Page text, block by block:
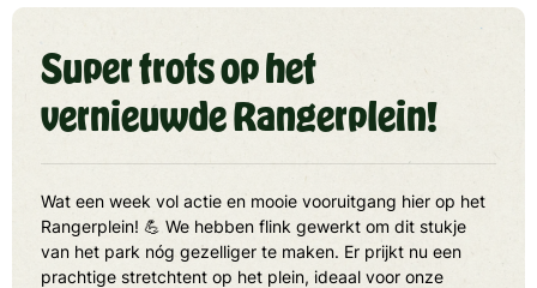
Super trots op het
vernieuwde Rangerplein!
Wat een week vol actie en mooie vooruitgang hier op het
Rangerplein! 💪 We hebben flink gewerkt om dit stukje
van het park nóg gezelliger te maken. Er prijkt nu een
prachtige stretchtent op het plein, ideaal voor onze